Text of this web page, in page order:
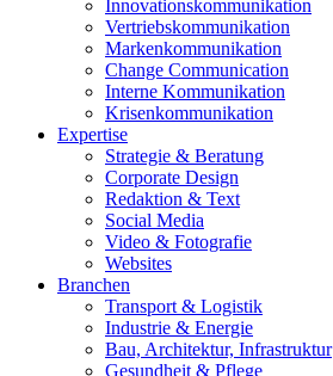
Innovationskommunikation
Vertriebskommunikation
Markenkommunikation
Change Communication
Interne Kommunikation
Krisenkommunikation
Expertise
Strategie & Beratung
Corporate Design
Redaktion & Text
Social Media
Video & Fotografie
Websites
Branchen
Transport & Logistik
Industrie & Energie
Bau, Architektur, Infrastruktur
Gesundheit & Pflege